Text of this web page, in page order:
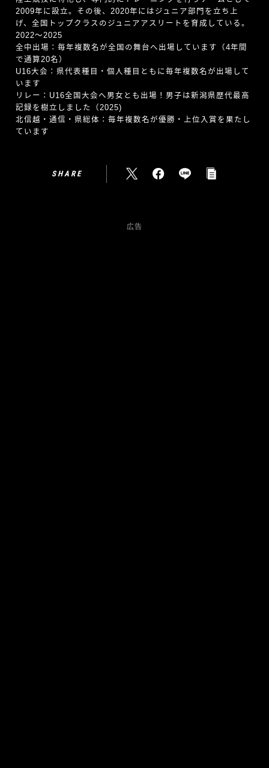
2009年に設立。その後、2020年にはジュニア部門を立ち上
げ、全国トップクラスのジュニアアスリートを育成している。
2022〜2025
全中出場：毎年複数名が全国の舞台へ出場しています（4年間
で通算20名）
U16大会：県代表種目・個人種目ともに毎年複数名が出場して
います
リレー：U16全国大会へ男女とも出場！男子は新潟県歴代最高
記録を樹立しました（2025)
北信越・通信・県総体：毎年複数名が優勝・上位入賞を果たし
ています
SHARE
広告